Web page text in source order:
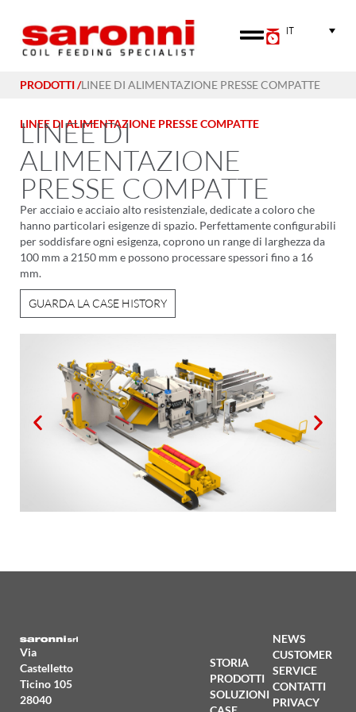
PRODOTTI /LINEE DI ALIMENTAZIONE PRESSE COMPATTE
LINEE DI ALIMENTAZIONE PRESSE COMPATTE
LINEE DI
ALIMENTAZIONE
PRESSE COMPATTE
Per acciaio e acciaio alto resistenziale, dedicate a coloro che
hanno particolari esigenze di spazio. Perfettamente configurabili
per soddisfare ogni esigenza, coprono un range di larghezza da
100 mm a 2150 mm e possono processare spessori fino a 16
mm.
GUARDA LA CASE HISTORY
Via
Castelletto
Ticino 105
28040
STORIA
PRODOTTI
SOLUZIONI
NEWS
CUSTOMER
SERVICE
CONTATTI
PRIVACY